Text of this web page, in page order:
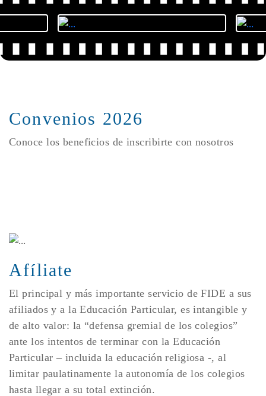
Convenios 2026
Conoce los beneficios de inscribirte con nosotros
Afíliate
El principal y más importante servicio de FIDE a sus
afiliados y a la Educación Particular, es intangible y
de alto valor: la “defensa gremial de los colegios”
ante los intentos de terminar con la Educación
Particular – incluida la educación religiosa -, al
limitar paulatinamente la autonomía de los colegios
hasta llegar a su total extinción.